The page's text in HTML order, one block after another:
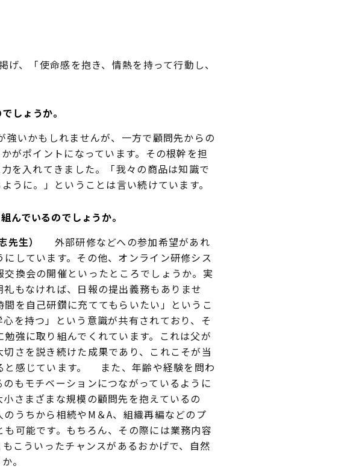
、「使命感を抱き、情熱を持って行動し、
しょうか。
いかもしれませんが、一方で顧問先からの
がポイントになっています。その根幹を担
を入れてきました。「我々の商品は知識で
うに。」ということは言い続けています。
んでいるのでしょうか。
生）
外部研修などへの参加希望があれ
しています。その他、オンライン研修シス
換会の開催といったところでしょうか。実
もなければ、日報の提出義務もありませ
を自己研鑽に充ててもらいたい」というこ
を持つ」という意識が共有されており、そ
強に取り組んでくれています。これは父が
さを説き続けた成果であり、これこそが当
と感じています。 また、年齢や経験を問わ
もモチベーションにつながっているように
さまざまな規模の顧問先を抱えているの
うちから相続やM＆A、組織再編などのプ
可能です。もちろん、その際には業務内容
こういったチャンスがあるおかげで、自然
。